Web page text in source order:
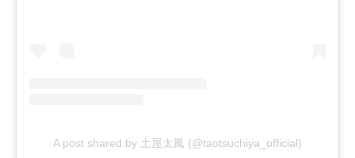
A post shared by 土屋太鳳 (@taotsuchiya_official)